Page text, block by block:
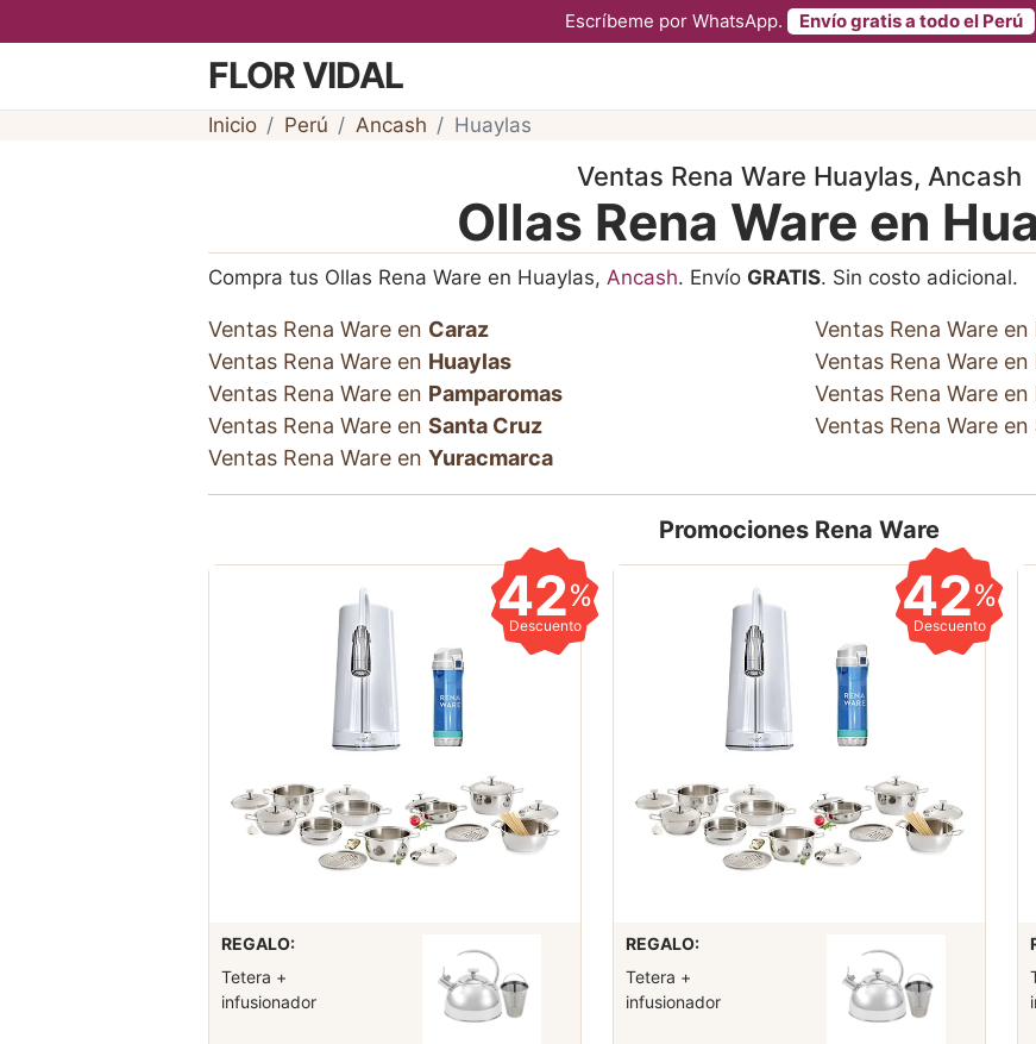
Escríbeme por WhatsApp. Envío gratis a todo el Perú
FLOR VIDAL
Inicio Perú Ancash Huaylas
Ventas Rena Ware Huaylas, Ancash
Ollas Rena Ware en
Compra tus Ollas Rena Ware en Huaylas, Ancash. Envío GRATIS. Sin costo adicional.
Ventas Rena Ware en Caraz Ventas Rena Ware en
Ventas Rena Ware en Huaylas Ventas Rena Ware en
Ventas Rena Ware en Pamparomas Ventas Rena Ware en
Ventas Rena Ware en Santa Cruz Ventas Rena Ware en
Ventas Rena Ware en Yuracmarca
Promociones Rena Ware
42%
Descuento
REGALO:
Tetera +
infusionador
42%
Descuento
REGALO:
Tetera +
infusionador